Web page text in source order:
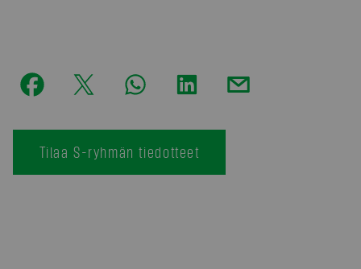
Tilaa S-ryhmän tiedotteet